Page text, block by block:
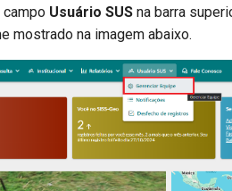
Usuário SUS na barra
mostrado na imagem abaixo.